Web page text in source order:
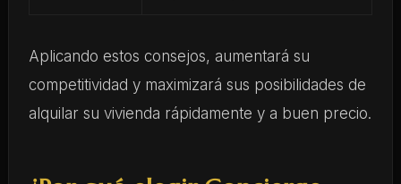
Aplicando estos consejos, aumentará su
competitividad y maximizará sus posibilidades de
alquilar su vivienda rápidamente y a buen precio.